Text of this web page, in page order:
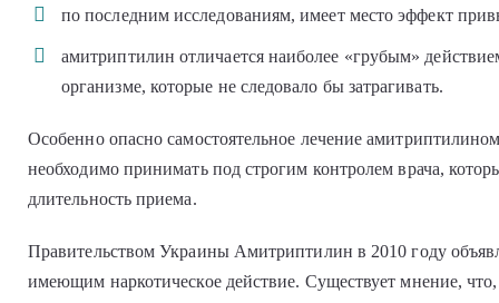
по последним исследованиям, имеет место эффект
амитриптилин отличается наиболее «грубым»
организме, которые не следовало бы затрагивать.
Особенно опасно самостоятельное лечение
необходимо принимать под строгим контролем врача,
длительность приема.
Правительством Украины Амитриптилин в 2010 году
имеющим наркотическое действие. Существует мнение, что,